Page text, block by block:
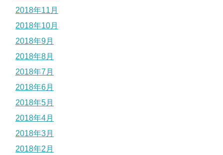
2018年11月
2018年10月
2018年9月
2018年8月
2018年7月
2018年6月
2018年5月
2018年4月
2018年3月
2018年2月